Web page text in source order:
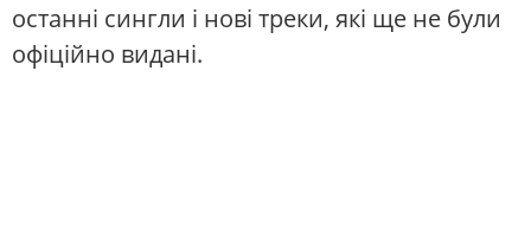
останні сингли і нові треки, які ще не були
офіційно видані.